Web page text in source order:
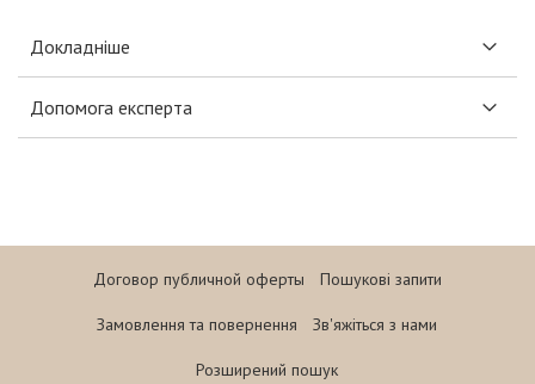
Докладніше
Допомога експерта
Договор публичной оферты Пошукові запити
Замовлення та повернення Зв'яжіться з нами
Розширений пошук